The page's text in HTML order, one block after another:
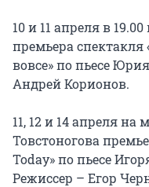
10 и 11 апреля в
премьера спектакля
вовсе» по пьесе
Андрей Корионов.
11, 12 и 14 апреля
Товстоногова
Today» по пьесе
Режиссер – Егор